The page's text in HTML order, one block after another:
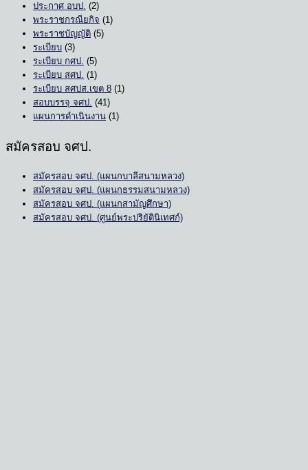
ประกาศ อบป. (2)
พระราชกรณียกิจ (1)
พระราชบัญญัติ (5)
ระเบียบ (3)
ระเบียบ กศป. (5)
ระเบียบ สศป. (1)
ระเบียบ สศปส.เขต 8 (1)
สอบบรรจุ จศป. (41)
แผนการดำเนินงาน (1)
สมัครสอบ จศป.
สมัครสอบ จศป. (แผนกบาลีสนามหลวง)
สมัครสอบ จศป. (แผนกธรรมสนามหลวง)
สมัครสอบ จศป. (แผนกสามัญศึกษา)
สมัครสอบ จศป. (ศูนย์พระปริยัตินิเทศก์)